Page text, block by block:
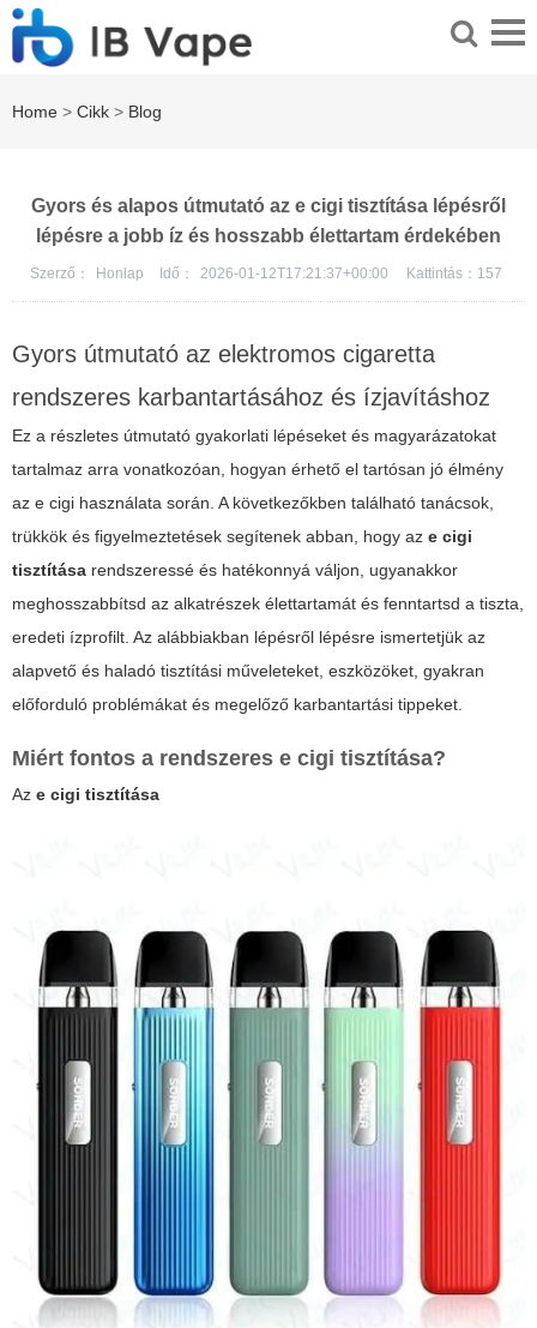
Home > Cikk > Blog
Gyors és alapos útmutató az e cigi tisztítása lépésről
lépésre a jobb íz és hosszabb élettartam érdekében
Szerző： Honlap Idő： 2026-01-12T17:21:37+00:00 Kattintás： 157
Gyors útmutató az elektromos cigaretta
rendszeres karbantartásához és ízjavításhoz
Ez a részletes útmutató gyakorlati lépéseket és magyarázatokat
tartalmaz arra vonatkozóan, hogyan érhető el tartósan jó élmény
az e cigi használata során. A következőkben található tanácsok,
trükkök és figyelmeztetések segítenek abban, hogy az e cigi
tisztítása rendszeressé és hatékonnyá váljon, ugyanakkor
meghosszabbítsd az alkatrészek élettartamát és fenntartsd a tiszta,
eredeti ízprofilt. Az alábbiakban lépésről lépésre ismertetjük az
alapvető és haladó tisztítási műveleteket, eszközöket, gyakran
előforduló problémákat és megelőző karbantartási tippeket.
Miért fontos a rendszeres e cigi tisztítása?
Az e cigi tisztítása